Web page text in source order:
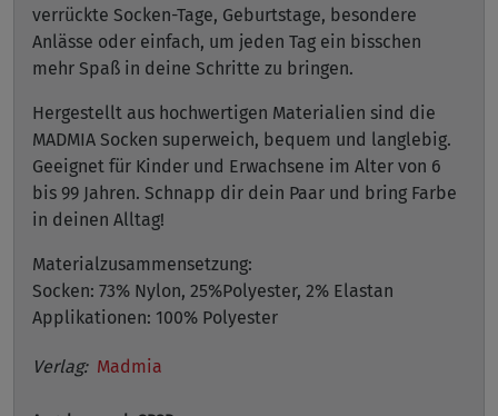
verrückte Socken-Tage, Geburtstage, besondere
Anlässe oder einfach, um jeden Tag ein bisschen
mehr Spaß in deine Schritte zu bringen.
Hergestellt aus hochwertigen Materialien sind die
MADMIA Socken superweich, bequem und langlebig.
Geeignet für Kinder und Erwachsene im Alter von 6
bis 99 Jahren. Schnapp dir dein Paar und bring Farbe
in deinen Alltag!
Materialzusammensetzung:
Socken: 73% Nylon, 25%Polyester, 2% Elastan
Applikationen: 100% Polyester
Verlag: Madmia